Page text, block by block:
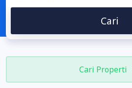
Cari
Cari Properti